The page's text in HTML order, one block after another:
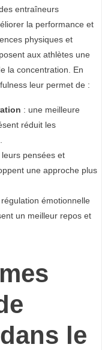
entraîneurs
la performance et
physiques et
aux athlètes une
la concentration. En
leur permet de :
: une meilleure
réduit les
pensées et
une approche plus
émotionnelle
un meilleur repos et
le